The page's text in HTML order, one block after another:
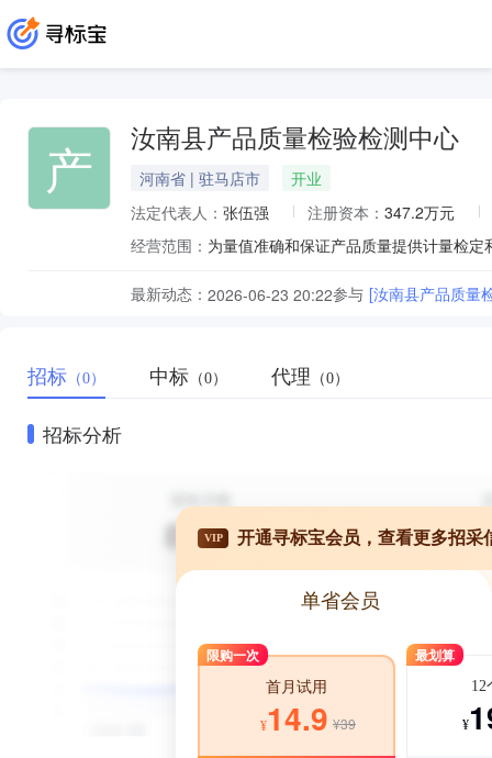
产 汝南县产品质量检验检测中心
河南省 | 驻马店市
开业
法定代表人： 张伍强 注册资本： 347.2万元
经营范围：
最新动态： 2026-06-23 20:22参与 [汝南县产品质量
招标 （0） 中标 （0） 代理 （0）
招标分析
VIP 开通寻标宝会员，查看更多招采
单省会员
限购一次
首月试用
¥14.9 ¥39
最划算
12
¥